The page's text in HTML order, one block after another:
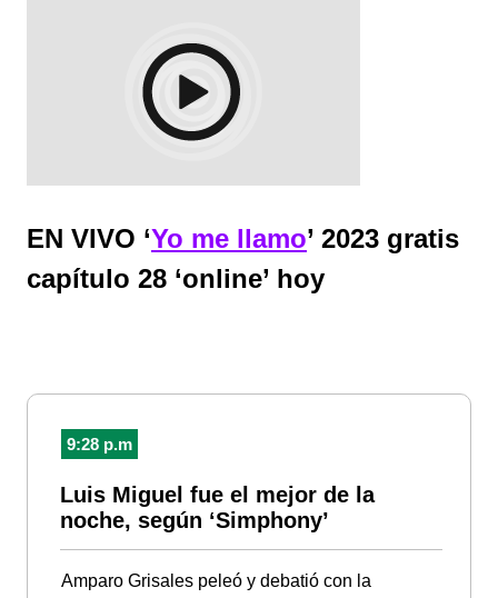
EN VIVO ‘Yo me llamo’ 2023 gratis
capítulo 28 ‘online’ hoy
9:28 p.m
Luis Miguel fue el mejor de la
noche, según ‘Simphony’
Amparo Grisales peleó y debatió con la